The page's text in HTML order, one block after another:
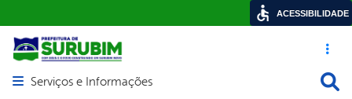
Acesso
Abrir menu principal de navegação
Serviços e Informações
ACESSIBILIDADE